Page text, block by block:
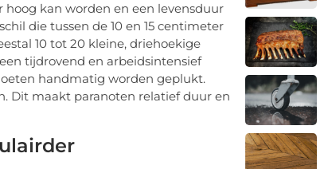
kan worden en een levensduur
die tussen de 10 en 15 centimeter
10 tot 20 kleine, driehoekige
tijdrovend en arbeidsintensief
handmatig worden geplukt.
Dit maakt paranoten relatief duur en